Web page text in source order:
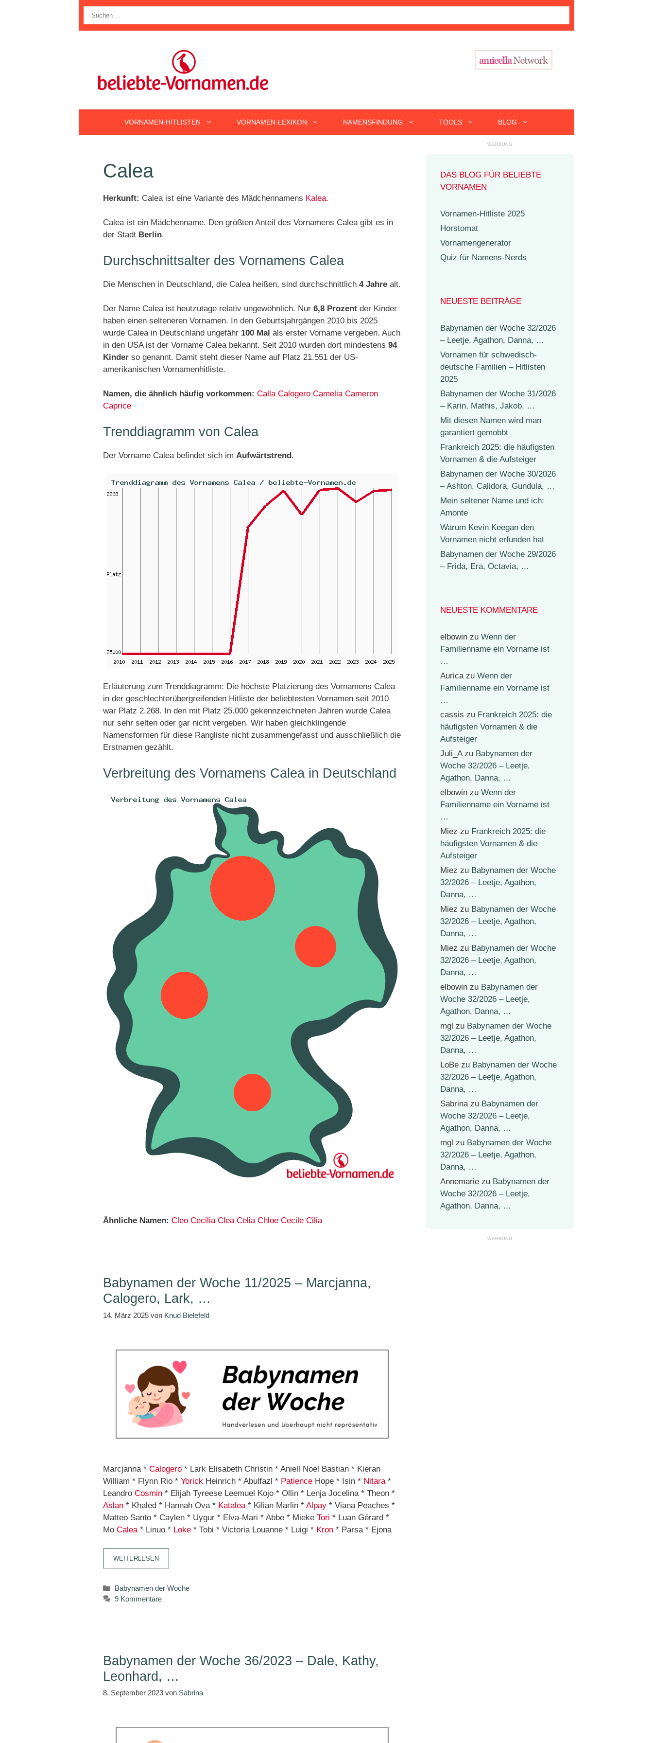
nach:
VORNAMEN-HITLISTEN VORNAMEN-LEXIKON NAMENSFINDUNG TOOLS BLOG
Calea
Herkunft: Calea ist eine Variante des Mädchennamens Kalea.
Calea ist ein Mädchenname. Den größten Anteil des Vornamens Calea gibt es in
der Stadt Berlin.
Durchschnittsalter des Vornamens Calea
Die Menschen in Deutschland, die Calea heißen, sind durchschnittlich 4 Jahre alt.
Der Name Calea ist heutzutage relativ ungewöhnlich. Nur 6,8 Prozent der Kinder
haben einen selteneren Vornamen. In den Geburtsjahrgängen 2010 bis 2025
wurde Calea in Deutschland ungefähr 100 Mal als erster Vorname vergeben. Auch
in den USA ist der Vorname Calea bekannt. Seit 2010 wurden dort mindestens 94
Kinder so genannt. Damit steht dieser Name auf Platz 21.551 der US-
amerikanischen Vornamenhitliste.
Namen, die ähnlich häufig vorkommen: Calla Calogero Camelia Cameron
Caprice
Trenddiagramm von Calea
Der Vorname Calea befindet sich im Aufwärtstrend.
Erläuterung zum Trenddiagramm: Die höchste Platzierung des Vornamens Calea
in der geschlechterübergreifenden Hitliste der beliebtesten Vornamen seit 2010
war Platz 2.268. In den mit Platz 25.000 gekennzeichneten Jahren wurde Calea
nur sehr selten oder gar nicht vergeben. Wir haben gleichklingende
Namensformen für diese Rangliste nicht zusammengefasst und ausschließlich die
Erstnamen gezählt.
Verbreitung des Vornamens Calea in Deutschland
Ähnliche Namen: Cleo Cecilia Clea Celia Chloe Cecile Cilia
Babynamen der Woche 11/2025 – Marcjanna,
Calogero, Lark, …
14. März 2025 von Knud Bielefeld
Marcjanna * Calogero * Lark Elisabeth Christin * Aniell Noel Bastian * Kieran
William * Flynn Rio * Yorick Heinrich * Abulfazl * Patience Hope * Isin * Nitara*
Leandro Cosmin * Elijah Tyreese Leemuel Kojo * Ollin * Lenja Jocelina * Theon *
Aslan * Khaled * Hannah Ova * Katalea* Kilian Marlin * Alpay * Viana Peaches *
Matteo Santo * Caylen * Uygur * Elva-Mari * Abbe * Mieke Tori * Luan Gérard *
Mo Calea* Linuo * Loke * Tobi * Victoria Louanne * Luigi * Kron * Parsa * Ejona
WEITERLESEN
Kategorien
Babynamen der Woche
9 Kommentare
Babynamen der Woche 36/2023 – Dale, Kathy,
Leonhard, …
8. September 2023 von Sabrina
DAS BLOG FÜR BELIEBTE
VORNAMEN
Vornamen-Hitliste 2025
Horstomat
Vornamengenerator
Quiz für Namens-Nerds
NEUESTE BEITRÄGE
Babynamen der Woche 32/2026
– Leetje, Agathon, Danna, …
Vornamen für schwedisch-
deutsche Familien – Hitlisten
2025
Babynamen der Woche 31/2026
– Karin, Mathis, Jakob, …
Mit diesen Namen wird man
garantiert gemobbt
Frankreich 2025: die häufigsten
Vornamen & die Aufsteiger
Babynamen der Woche 30/2026
– Ashton, Calidora, Gundula, …
Mein seltener Name und ich:
Amonte
Warum Kevin Keegan den
Vornamen nicht erfunden hat
Babynamen der Woche 29/2026
– Frida, Era, Octavia, …
NEUESTE KOMMENTARE
elbowin zu Wenn der
Familienname ein Vorname ist
…
Auricazu Wenn der
Familienname ein Vorname ist
…
cassis zu Frankreich 2025: die
häufigsten Vornamen & die
Aufsteiger
Juli_Azu Babynamen der
Woche 32/2026 – Leetje,
Agathon, Danna, …
elbowin zu Wenn der
Familienname ein Vorname ist
…
Miez zu Frankreich 2025: die
häufigsten Vornamen & die
Aufsteiger
Miez zu Babynamen der Woche
32/2026 – Leetje, Agathon,
Danna, …
Miez zu Babynamen der Woche
32/2026 – Leetje, Agathon,
Danna, …
Miez zu Babynamen der Woche
32/2026 – Leetje, Agathon,
Danna, …
elbowin zu Babynamen der
Woche 32/2026 – Leetje,
Agathon, Danna, …
mgl zu Babynamen der Woche
32/2026 – Leetje, Agathon,
Danna, …
LoBe zu Babynamen der Woche
32/2026 – Leetje, Agathon,
Danna, …
Sabrinazu Babynamen der
Woche 32/2026 – Leetje,
Agathon, Danna, …
mgl zu Babynamen der Woche
32/2026 – Leetje, Agathon,
Danna, …
Annemarie zu Babynamen der
Woche 32/2026 – Leetje,
Agathon, Danna, …